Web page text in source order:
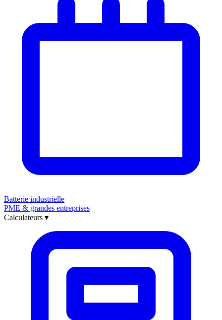
Batterie industrielle
PME & grandes entreprises
Calculateurs ▾